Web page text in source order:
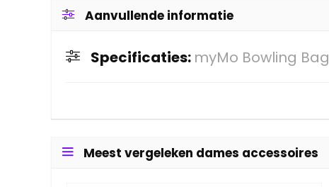
Aanvullende informatie
Specificaties: myMo Bowling Bag
Meest vergeleken dames accessoires